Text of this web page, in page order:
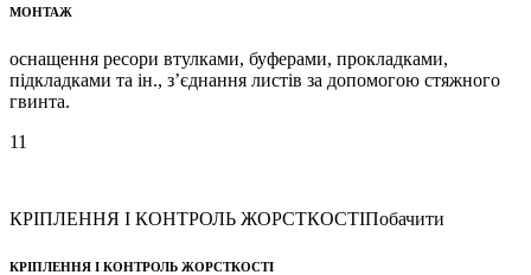
МОНТАЖ
оснащення ресори втулками, буферами, прокладками,
підкладками та ін., з’єднання листів за допомогою стяжного
гвинта.
11
КРІПЛЕННЯ І КОНТРОЛЬ ЖОРСТКОСТІПобачити
КРІПЛЕННЯ І КОНТРОЛЬ ЖОРСТКОСТІ